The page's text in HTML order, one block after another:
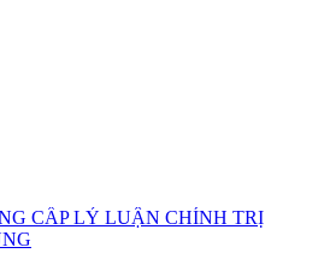
CẤP LÝ LUẬN CHÍNH TRỊ